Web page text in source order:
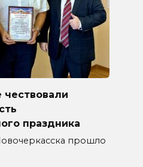
чествовали
праздника
прошло